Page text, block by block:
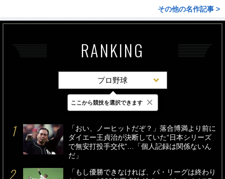
その他の名作記事 >
RANKING
プロ野球
最新 24時間 週間
「おい、ノーヒットだぞ？」落合博満より前に
ダイエー王貞治が決断していた“日本シリーズ
で無安打投手交代”…「個人記録は関係ないん
だ」
「もし優勝できなければ、パ・リーグは終わり
ここから競技を選択できます ×